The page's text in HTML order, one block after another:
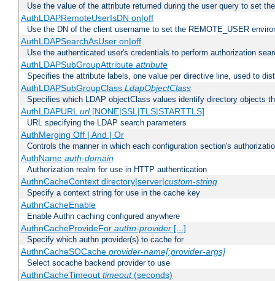
Use the value of the attribute returned during the user query to set
AuthLDAPRemoteUserIsDN on|off
Use the DN of the client username to set the REMOTE_USER
AuthLDAPSearchAsUser on|off
Use the authenticated user's credentials to perform authorization
AuthLDAPSubGroupAttribute attribute
Specifies the attribute labels, one value per directive line, used to
AuthLDAPSubGroupClass LdapObjectClass
Specifies which LDAP objectClass values identify directory objects
AuthLDAPURLurl[NONE|SSL|TLS|STARTTLS]
URL specifying the LDAP search parameters
AuthMerging Off | And | Or
Controls the manner in which each configuration section's
AuthName auth-domain
Authorization realm for use in HTTP authentication
AuthnCacheContext directory|server|custom-string
Specify a context string for use in the cache key
AuthnCacheEnable
Enable Authn caching configured anywhere
AuthnCacheProvideFor authn-provider[...]
Specify which authn provider(s) to cache for
AuthnCacheSOCache provider-name[:provider-args]
Select socache backend provider to use
AuthnCacheTimeout timeout(seconds)